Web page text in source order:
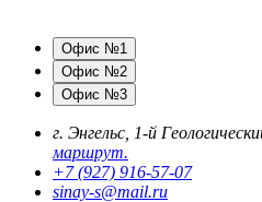
Офис №1
Офис №2
Офис №3
г. Энгельс, 1-й
маршрут.
+7 (927) 916-57-07
sinay-s@mail.ru